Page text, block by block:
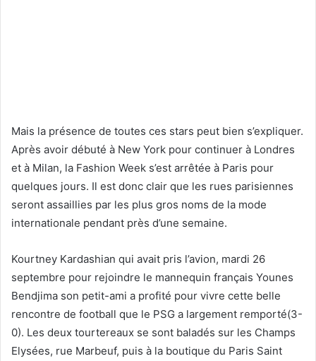
Mais la présence de toutes ces stars peut bien s’expliquer.
Après avoir débuté à New York pour continuer à Londres
et à Milan, la Fashion Week s’est arrêtée à Paris pour
quelques jours. Il est donc clair que les rues parisiennes
seront assaillies par les plus gros noms de la mode
internationale pendant près d’une semaine.
Kourtney Kardashian qui avait pris l’avion, mardi 26
septembre pour rejoindre le mannequin français Younes
Bendjima son petit-ami a profité pour vivre cette belle
rencontre de football que le PSG a largement remporté(3-
0). Les deux tourtereaux se sont baladés sur les Champs
Elysées, rue Marbeuf, puis à la boutique du Paris Saint